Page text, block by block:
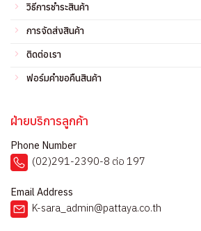
วิธีการชำระสินค้า
การจัดส่งสินค้า
ติดต่อเรา
ฟอร์มคำขอคืนสินค้า
ฝ่ายบริการลูกค้า
Phone Number
(02)291-2390-8 ต่อ 197
Email Address
K-sara_admin@pattaya.co.th